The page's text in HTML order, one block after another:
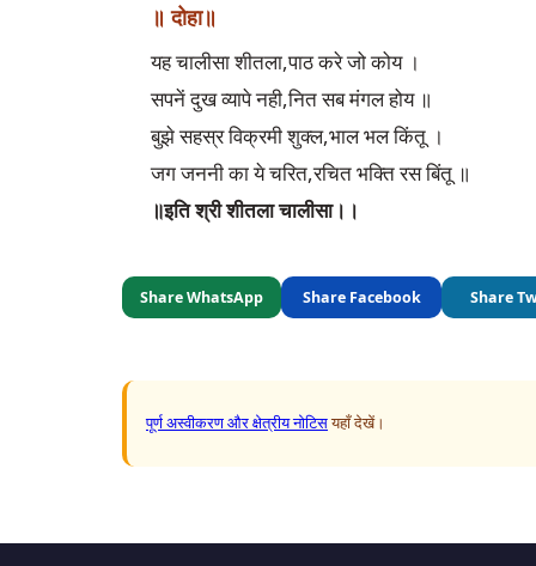
॥ दोहा॥
यह चालीसा शीतला,पाठ करे जो कोय ।
सपनें दुख व्यापे नही,नित सब मंगल होय ॥
बुझे सहस्र विक्रमी शुक्ल,भाल भल किंतू ।
जग जननी का ये चरित,रचित भक्ति रस बिंतू ॥
॥इति श्री शीतला चालीसा।।
Share WhatsApp Share Facebook Share
पूर्ण अस्वीकरण और क्षेत्रीय नोटिसयहाँ देखें।